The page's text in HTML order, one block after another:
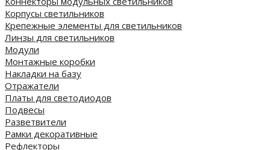
Корпусы светильников
Крепежные элементы для светильников
Линзы для светильников
Модули
Монтажные коробки
Накладки на базу
Отражатели
Платы для светодиодов
Подвесы
Разветвители
Рамки декоративные
Рефлекторы